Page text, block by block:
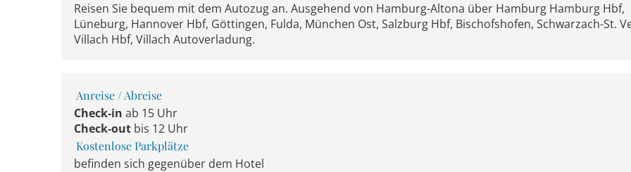
Reisen Sie bequem mit dem Autozug an. Ausgehend von Hamburg-Altona über Hamburg Hamburg Hbf,
Lüneburg, Hannover Hbf, Göttingen, Fulda, München Ost, Salzburg Hbf, Bischofshofen, Schwarzach-St.
Villach Hbf, Villach Autoverladung.
Anreise / Abreise
Check-in ab 15 Uhr
Check-out bis 12 Uhr
Kostenlose Parkplätze
befinden sich gegenüber dem Hotel